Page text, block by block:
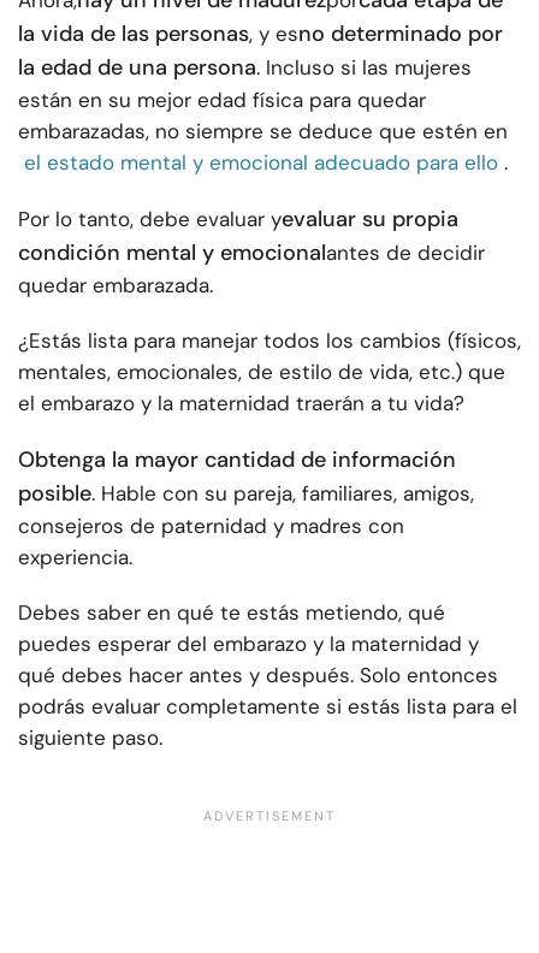
la vida de las personas, y esno determinado por
la edad de una persona. Incluso si las mujeres
están en su mejor edad física para quedar
embarazadas, no siempre se deduce que estén en
el estado mental y emocional adecuado para ello .
Por lo tanto, debe evaluar yevaluar su propia
condición mental y emocionalantes de decidir
quedar embarazada.
¿Estás lista para manejar todos los cambios (físicos,
mentales, emocionales, de estilo de vida, etc.) que
el embarazo y la maternidad traerán a tu vida?
Obtenga la mayor cantidad de información
posible. Hable con su pareja, familiares, amigos,
consejeros de paternidad y madres con
experiencia.
Debes saber en qué te estás metiendo, qué
puedes esperar del embarazo y la maternidad y
qué debes hacer antes y después. Solo entonces
podrás evaluar completamente si estás lista para el
siguiente paso.